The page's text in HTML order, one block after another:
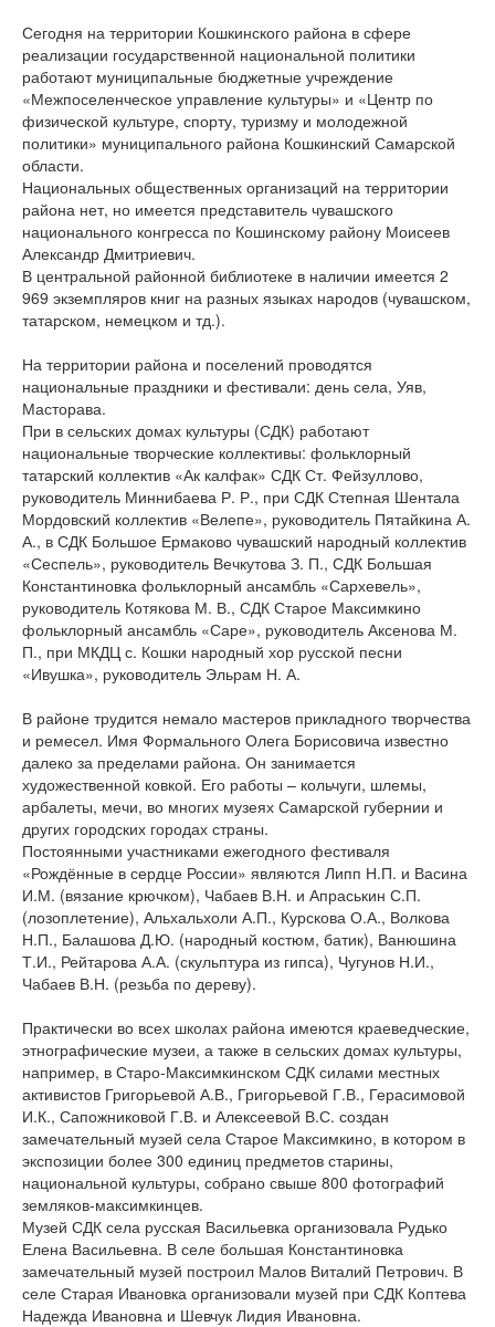
Сегодня на территории Кошкинского района в сфере
реализации государственной национальной политики
работают муниципальные бюджетные учреждение
«Межпоселенческое управление культуры» и «Центр по
физической культуре, спорту, туризму и молодежной
политики» муниципального района Кошкинский Самарской
области.
Национальных общественных организаций на территории
района нет, но имеется представитель чувашского
национального конгресса по Кошинскому району Моисеев
Александр Дмитриевич.
В центральной районной библиотеке в наличии имеется 2
969 экземпляров книг на разных языках народов (чувашском,
татарском, немецком и тд.).
На территории района и поселений проводятся
национальные праздники и фестивали: день села, Уяв,
Масторава.
При в сельских домах культуры (СДК) работают
национальные творческие коллективы: фольклорный
татарский коллектив «Ак калфак» СДК Ст. Фейзуллово,
руководитель Миннибаева Р. Р., при СДК Степная Шентала
Мордовский коллектив «Велепе», руководитель Пятайкина А.
А., в СДК Большое Ермаково чувашский народный коллектив
«Сеспель», руководитель Вечкутова З. П., СДК Большая
Константиновка фольклорный ансамбль «Сархевель»,
руководитель Котякова М. В., СДК Старое Максимкино
фольклорный ансамбль «Саре», руководитель Аксенова М.
П., при МКДЦ с. Кошки народный хор русской песни
«Ивушка», руководитель Эльрам Н. А.
В районе трудится немало мастеров прикладного творчества
и ремесел. Имя Формального Олега Борисовича известно
далеко за пределами района. Он занимается
художественной ковкой. Его работы – кольчуги, шлемы,
арбалеты, мечи, во многих музеях Самарской губернии и
других городских городах страны.
Постоянными участниками ежегодного фестиваля
«Рождённые в сердце России» являются Липп Н.П. и Васина
И.М. (вязание крючком), Чабаев В.Н. и Апраськин С.П.
(лозоплетение), Альхальхоли А.П., Курскова О.А., Волкова
Н.П., Балашова Д.Ю. (народный костюм, батик), Ванюшина
Т.И., Рейтарова А.А. (скульптура из гипса), Чугунов Н.И.,
Чабаев В.Н. (резьба по дереву).
Практически во всех школах района имеются краеведческие,
этнографические музеи, а также в сельских домах культуры,
например, в Старо-Максимкинском СДК силами местных
активистов Григорьевой А.В., Григорьевой Г.В., Герасимовой
И.К., Сапожниковой Г.В. и Алексеевой В.С. создан
замечательный музей села Старое Максимкино, в котором в
экспозиции более 300 единиц предметов старины,
национальной культуры, собрано свыше 800 фотографий
земляков-максимкинцев.
Музей СДК села русская Васильевка организовала Рудько
Елена Васильевна. В селе большая Константиновка
замечательный музей построил Малов Виталий Петрович. В
селе Старая Ивановка организовали музей при СДК Коптева
Надежда Ивановна и Шевчук Лидия Ивановна.